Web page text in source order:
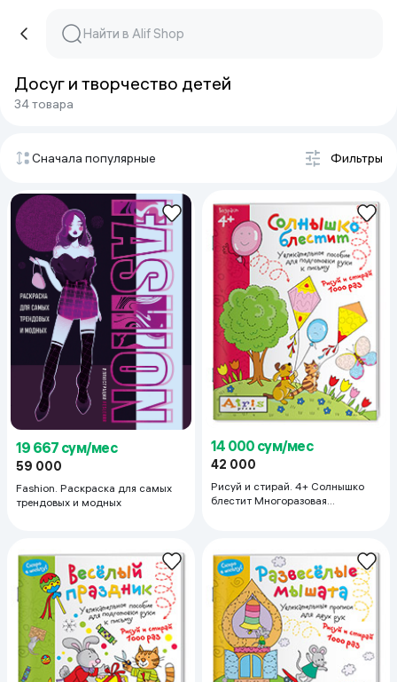
Досуг и творчество детей
34 товара
Сначала популярные Фильтры
19 667 сум/мес
59 000
Fashion. Раскраска для самых
трендовых и модных
14 000 сум/мес
42 000
Рисуй и стирай. 4+ Солнышко
блестит Многоразовая